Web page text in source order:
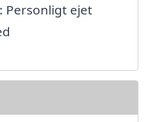
Personligt ejet